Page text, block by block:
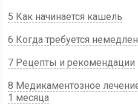
5 Как начинается кашель
6 Когда требуется
7 Рецепты и рекомендации
8 Медикаментозное
1 месяца